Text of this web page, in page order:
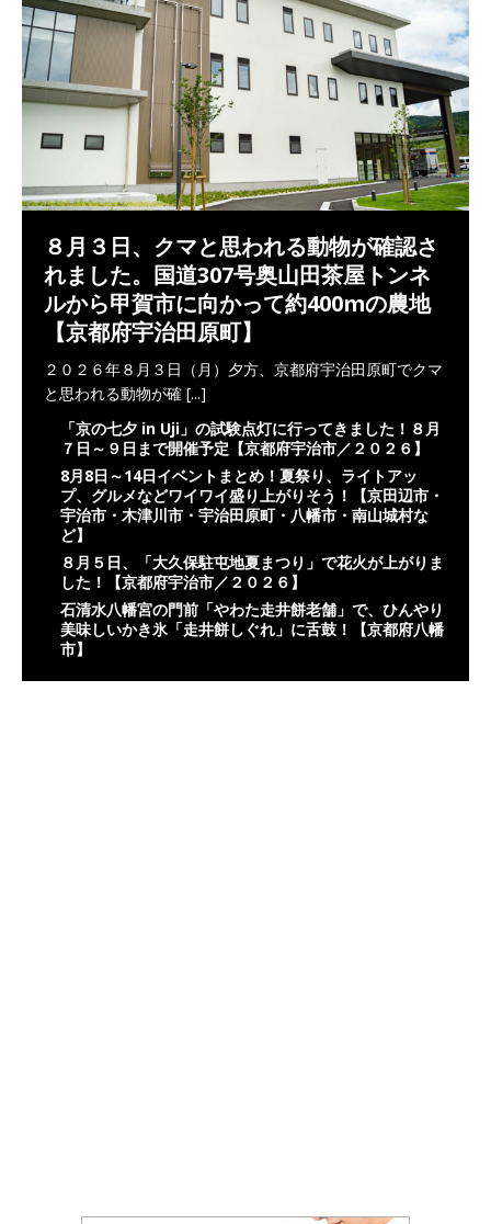
８月３日、クマと思われる動物が確認さ
れました。国道307号奥山田茶屋トンネ
ルから甲賀市に向かって約400mの農地
【京都府宇治田原町】
２０２６年８月３日（月）夕方、京都府宇治田原町でクマ
と思われる動物が確 [...]
「京の七夕 in Uji」の試験点灯に行ってきました！８月
７日～９日まで開催予定【京都府宇治市／２０２６】
8月8日～14日イベントまとめ！夏祭り、ライトアッ
プ、グルメなどワイワイ盛り上がりそう！【京田辺市・
宇治市・木津川市・宇治田原町・八幡市・南山城村な
ど】
８月５日、「大久保駐屯地夏まつり」で花火が上がりま
した！【京都府宇治市／２０２６】
石清水八幡宮の門前「やわた走井餅老舗」で、ひんやり
美味しいかき氷「走井餅しぐれ」に舌鼓！【京都府八幡
市】